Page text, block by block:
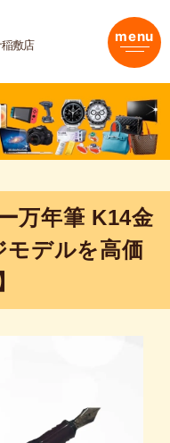
敷店 menu
万年筆 K14金
モデルを高価